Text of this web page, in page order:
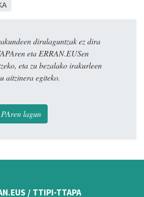
dirulaguntzak ez dira
eta ERRAN.EUSen
eta zu bezalako irakurleen
aitzinera egiteko.
lagun
/ TTIPI-TTAPA